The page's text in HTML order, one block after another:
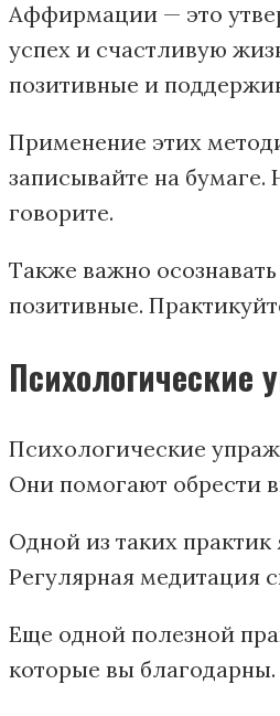
Аффирмации — это
успех и счастливую
позитивные и
Применение этих
записывайте на
говорите.
Также важно
позитивные.
Психологические
Психологические
Они помогают обрести
Одной из таких
Регулярная медитация
Еще одной полезной
которые вы